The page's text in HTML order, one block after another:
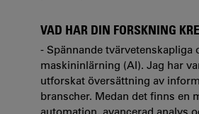
VAD HAR DIN FORSKNING
- Spännande
maskininlärning (AI). Jag har
utforskat översättning av
branscher. Medan det finns en